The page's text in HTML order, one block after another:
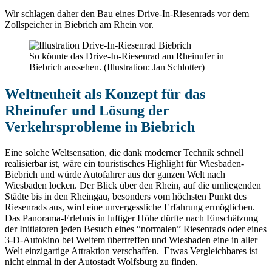
Wir schlagen daher den Bau eines Drive-In-Riesenrads vor dem
Zollspeicher in Biebrich am Rhein vor.
So könnte das Drive-In-Riesenrad am Rheinufer in
Biebrich aussehen. (Illustration: Jan Schlotter)
Weltneuheit als Konzept für das
Rheinufer und Lösung der
Verkehrsprobleme in Biebrich
Eine solche Weltsensation, die dank moderner Technik schnell
realisierbar ist, wäre ein touristisches Highlight für Wiesbaden-
Biebrich und würde Autofahrer aus der ganzen Welt nach
Wiesbaden locken. Der Blick über den Rhein, auf die umliegenden
Städte bis in den Rheingau, besonders vom höchsten Punkt des
Riesenrads aus, wird eine unvergessliche Erfahrung ermöglichen.
Das Panorama-Erlebnis in luftiger Höhe dürfte nach Einschätzung
der Initiatoren jeden Besuch eines “normalen” Riesenrads oder eines
3-D-Autokino bei Weitem übertreffen und Wiesbaden eine in aller
Welt einzigartige Attraktion verschaffen. Etwas Vergleichbares ist
nicht einmal in der Autostadt Wolfsburg zu finden.